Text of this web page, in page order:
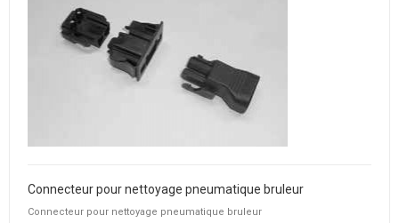
Connecteur pour nettoyage pneumatique bruleur
Connecteur pour nettoyage pneumatique bruleur